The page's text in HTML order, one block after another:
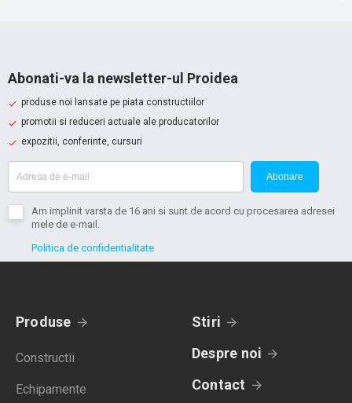
Abonati-va la newsletter-ul Proidea
produse noi lansate pe piata constructiilor
promotii si reduceri actuale ale producatorilor
expozitii, conferinte, cursuri
Abonare
Am implinit varsta de 16 ani si sunt de acord cu procesarea adresei
mele de e-mail.
Politica de confidentialitate
Produse
Constructii
Echipamente
Stiri
Despre noi
Contact